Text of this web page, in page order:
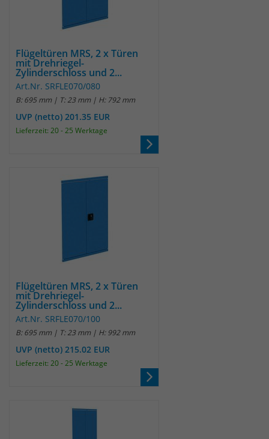
Flügeltüren MRS, 2 x Türen
mit Drehriegel-
Zylinderschloss und 2...
Art.Nr. SRFLE070/080
B: 695 mm | T: 23 mm | H: 792 mm
UVP (netto) 201.35 EUR
Lieferzeit: 20 - 25 Werktage
Flügeltüren MRS, 2 x Türen
mit Drehriegel-
Zylinderschloss und 2...
Art.Nr. SRFLE070/100
B: 695 mm | T: 23 mm | H: 992 mm
UVP (netto) 215.02 EUR
Lieferzeit: 20 - 25 Werktage